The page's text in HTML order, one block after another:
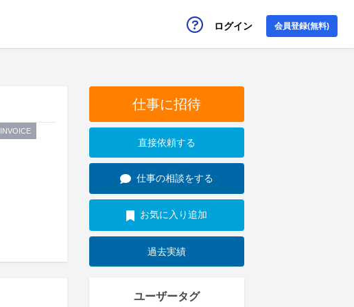
ログイン 会員登録(無料)
INVOICE
仕事に招待
直接依頼する
仕事の相談をする
お気に入り追加
過去実績
ユーザータグ